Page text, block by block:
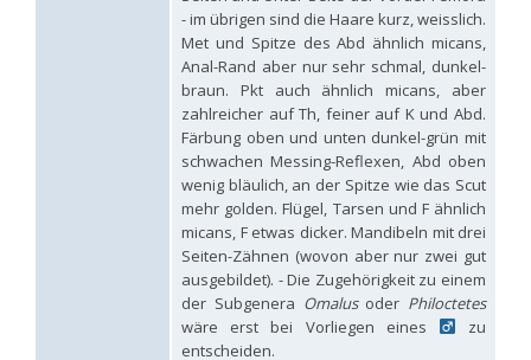
Buysson, 1887
Hedychridium elegantulum peloponnenseLinsenmaier, 1968
Linsenmaier, 1968[E]
Strumia, 2003
Linsenmaier, 1993
Arens, 2010
Linsenmaier, 1987
Abeille, 1878
Buysson, 1887
Abeille, 1879
Móczár, 1964
Perraudin, 1978
Linsenmaier, 1959
- im übrigen sind die Haare kurz, weisslich.
Met und Spitze des Abd ähnlich micans,
Anal-Rand aber nur sehr schmal, dunkel-
braun. Pkt auch ähnlich micans, aber
zahlreicher auf Th, feiner auf K und Abd.
Färbung oben und unten dunkel-grün mit
schwachen Messing-Reflexen, Abd oben
wenig bläulich, an der Spitze wie das Scut
mehr golden. Flügel, Tarsen und F ähnlich
micans, F etwas dicker. Mandibeln mit drei
Seiten-Zähnen (wovon aber nur zwei gut
ausgebildet). - Die Zugehörigkeit zu einem
der Subgenera Omalusoder Philoctetes
wäre erst bei Vorliegen eines
zu
entscheiden.